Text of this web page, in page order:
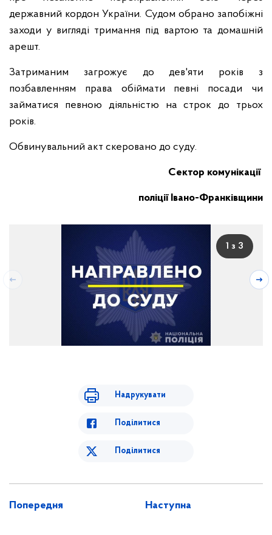
державний кордон України. Судом обрано запобіжні
заходи у вигляді тримання під вартою та домашній
арешт.
Затриманим загрожує до дев'яти років з
позбавленням права обіймати певні посади чи
займатися певною діяльністю на строк до трьох
років.
Обвинувальний акт скеровано до суду.
Сектор комунікації
поліції Івано-Франківщини
1 з 3
Надрукувати
Поділитися
Поділитися
Попередня Наступна